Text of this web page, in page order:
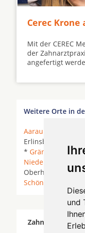
und
Cerec
Mit der CEREC
der
angefertigt
Weitere Orte in
Aarau
Erlinsbach *
* Gränichen *
Niedergösgen
Oberhof *
Rohr AG
Schönenwerd
Zahnärzte für